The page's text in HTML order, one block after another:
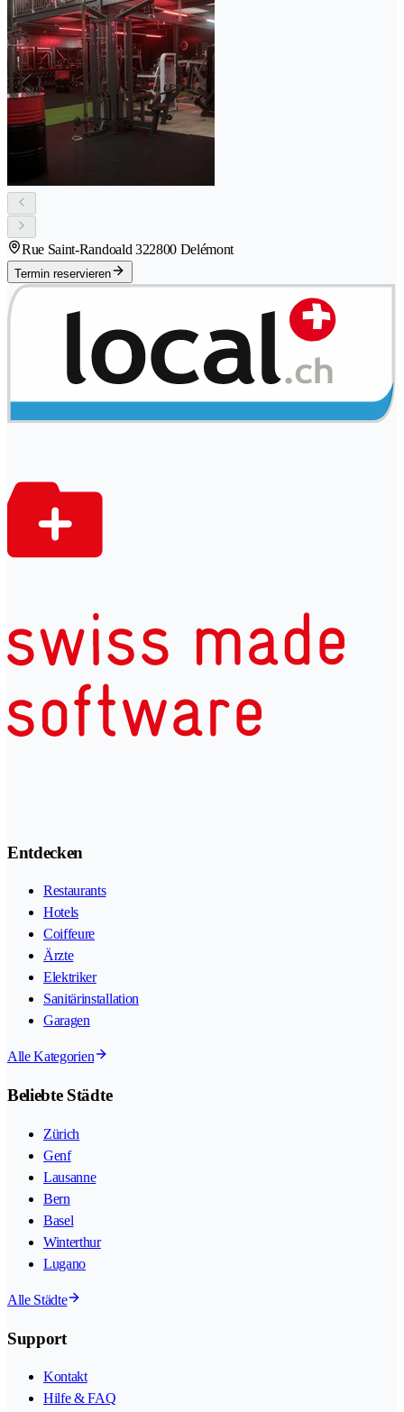
Rue Saint-Randoald 322800 Delémont
Termin reservieren
Entdecken
Restaurants
Hotels
Coiffeure
Ärzte
Elektriker
Sanitärinstallation
Garagen
Alle Kategorien
Beliebte Städte
Zürich
Genf
Lausanne
Bern
Basel
Winterthur
Lugano
Alle Städte
Support
Kontakt
Hilfe & FAQ